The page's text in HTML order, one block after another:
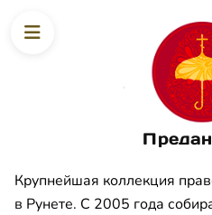
Крупнейшая коллекция
в Рунете. С 2005 года